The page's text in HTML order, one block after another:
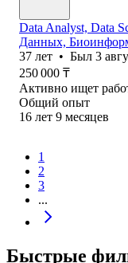
Data Analyst, Data
Данных,
37 лет • Был 3
250 000 ₸
Активно ищет
Общий опыт
16 лет 9 месяцев
1
2
3
...
Быстрые